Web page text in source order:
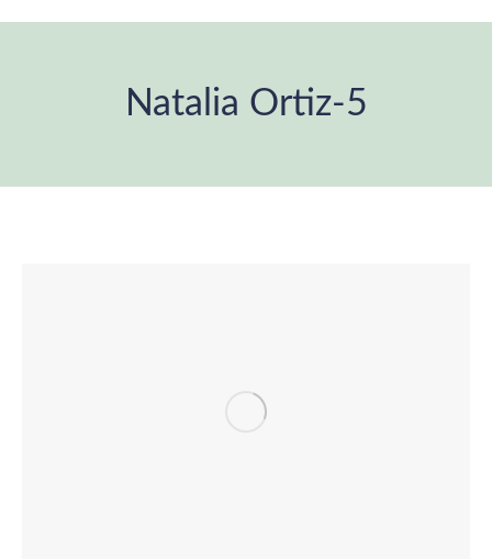
Natalia Ortiz-5